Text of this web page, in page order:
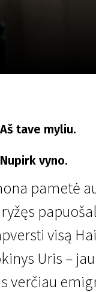
tave myliu.
vyno.
pametė
visą
Uris –
verčiau